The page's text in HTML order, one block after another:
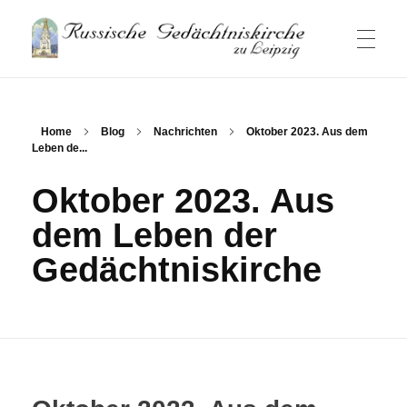
Home Blog Nachrichten
Oktober 2023. Aus dem
Leben de...
Oktober 2023. Aus
dem Leben der
Gedächtniskirche